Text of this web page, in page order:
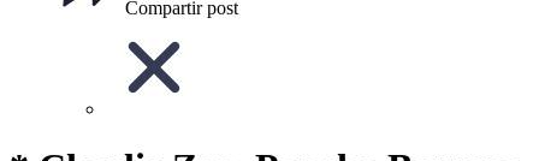
Compartir post